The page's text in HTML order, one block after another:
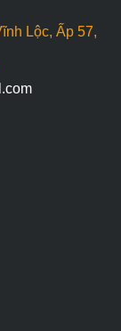
Lộc, Ấp 57,